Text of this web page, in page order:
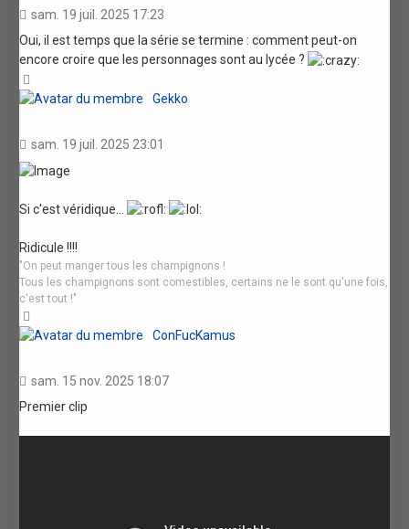
sam. 19 juil. 2025 17:23
Oui, il est temps que la série se termine : comment peut-on
encore croire que les personnages sont au lycée ?
Gekko
sam. 19 juil. 2025 23:01
Si c'est véridique...
Ridicule !!!!
"On peut manger tous les champignons !
Tous les champignons sont comestibles, certains ne le sont qu'une fois,
c'est tout !"
ConFucKamus
sam. 15 nov. 2025 18:07
Premier clip